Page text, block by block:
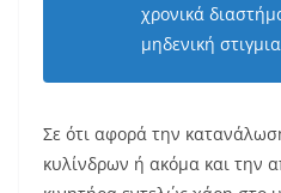
χρονικά
μηδενική
Σε ότι αφορά την
κυλίνδρων ή ακόμα και την